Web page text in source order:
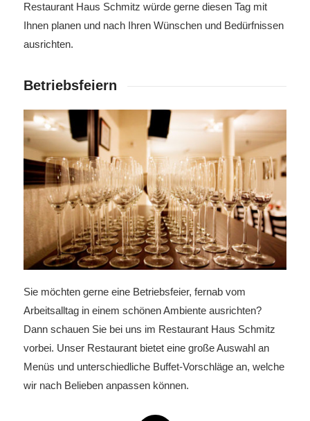
Restaurant Haus Schmitz würde gerne diesen Tag mit
Ihnen planen und nach Ihren Wünschen und Bedürfnissen
ausrichten.
Betriebsfeiern
Sie möchten gerne eine Betriebsfeier, fernab vom
Arbeitsalltag in einem schönen Ambiente ausrichten?
Dann schauen Sie bei uns im Restaurant Haus Schmitz
vorbei. Unser Restaurant bietet eine große Auswahl an
Menüs und unterschiedliche Buffet-Vorschläge an, welche
wir nach Belieben anpassen können.